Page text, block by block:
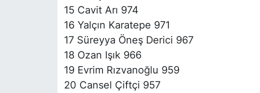
15 Cavit Arı 974
16 Yalçın Karatepe 971
17 Süreyya Öneş Derici 967
18 Ozan Işık 966
19 Evrim Rızvanoğlu 959
20 Cansel Çiftçi 957